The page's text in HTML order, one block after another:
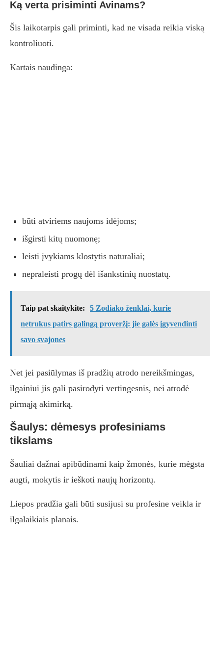
Ką verta prisiminti Avinams?
Šis laikotarpis gali priminti, kad ne visada reikia viską
kontroliuoti.
Kartais naudinga:
būti atviriems naujoms idėjoms;
išgirsti kitų nuomonę;
leisti įvykiams klostytis natūraliai;
nepraleisti progų dėl išankstinių nuostatų.
Taip pat skaitykite:
5 Zodiako ženklai, kurie
netrukus patirs galingą proveržį: jie galės įgyvendinti
savo svajones
Net jei pasiūlymas iš pradžių atrodo nereikšmingas,
ilgainiui jis gali pasirodyti vertingesnis, nei atrodė
pirmąją akimirką.
Šaulys: dėmesys profesiniams
tikslams
Šauliai dažnai apibūdinami kaip žmonės, kurie mėgsta
augti, mokytis ir ieškoti naujų horizontų.
Liepos pradžia gali būti susijusi su profesine veikla ir
ilgalaikiais planais.